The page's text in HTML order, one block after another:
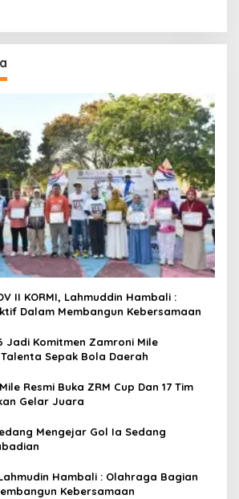
II KORMI, Lahmuddin Hambali :
Dalam Membangun Kebersamaan
Jadi Komitmen Zamroni Mile
Sepak Bola Daerah
Resmi Buka ZRM Cup Dan 17 Tim
Gelar Juara
Mengejar Gol Ia Sedang
Hambali : Olahraga Bagian
Kebersamaan